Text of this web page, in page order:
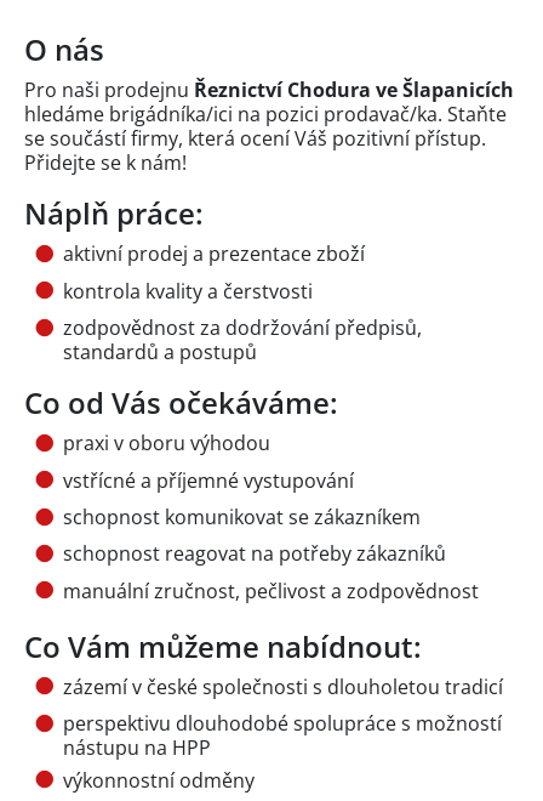
O nás
Pro naši prodejnu Řeznictví Chodura ve Šlapanicích
hledáme brigádníka/ici na pozici prodavač/ka. Staňte
se součástí firmy, která ocení Váš pozitivní přístup.
Přidejte se k nám!
Náplň práce:
aktivní prodej a prezentace zboží
kontrola kvality a čerstvosti
zodpovědnost za dodržování předpisů,
standardů a postupů
Co od Vás očekáváme:
praxi v oboru výhodou
vstřícné a příjemné vystupování
schopnost komunikovat se zákazníkem
schopnost reagovat na potřeby zákazníků
manuální zručnost, pečlivost a zodpovědnost
Co Vám můžeme nabídnout:
zázemí v české společnosti s dlouholetou tradicí
perspektivu dlouhodobé spolupráce s možností
nástupu na HPP
výkonnostní odměny